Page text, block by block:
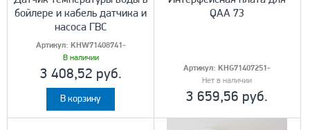
бойлере и кабель датчика и
насоса ГВС
Артикул: KHW71408741-
В наличии
3 408,52 руб.
В корзину
QAA 73
Артикул:KHG71407251-
Нет в наличии
3 659,56 руб.